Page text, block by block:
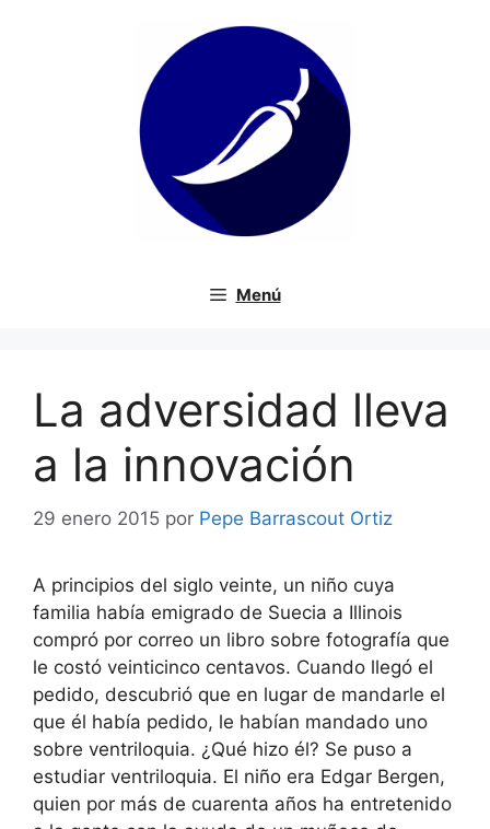
Menú
La adversidad lleva
a la innovación
29 enero 2015 por Pepe Barrascout Ortiz
A principios del siglo veinte, un niño cuya
familia había emigrado de Suecia a Illinois
compró por correo un libro sobre fotografía que
le costó veinticinco centavos. Cuando llegó el
pedido, descubrió que en lugar de mandarle el
que él había pedido, le habían mandado uno
sobre ventriloquia. ¿Qué hizo él? Se puso a
estudiar ventriloquia. El niño era Edgar Bergen,
quien por más de cuarenta años ha entretenido